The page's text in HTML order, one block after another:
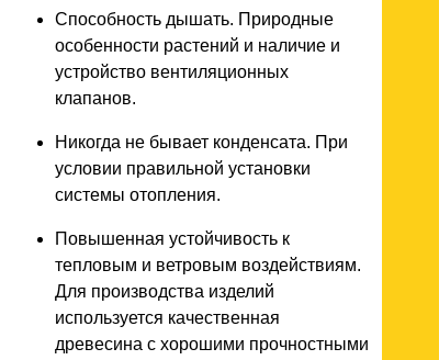
Способность дышать. Природные
особенности растений и наличие и
устройство вентиляционных
клапанов.
Никогда не бывает конденсата. При
условии правильной установки
системы отопления.
Повышенная устойчивость к
тепловым и ветровым воздействиям.
Для производства изделий
используется качественная
древесина с хорошими прочностными